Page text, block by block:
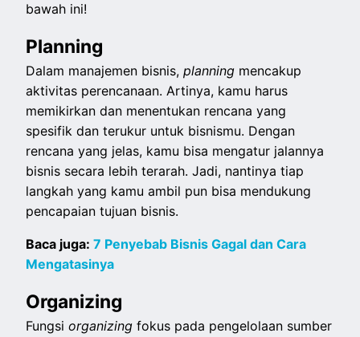
bawah ini!
Planning
Dalam manajemen bisnis,planning mencakup
aktivitas perencanaan. Artinya, kamu harus
memikirkan dan menentukan rencana yang
spesifik dan terukur untuk bisnismu. Dengan
rencana yang jelas, kamu bisa mengatur jalannya
bisnis secara lebih terarah. Jadi, nantinya tiap
langkah yang kamu ambil pun bisa mendukung
pencapaian tujuan bisnis.
Baca juga: 7 Penyebab Bisnis Gagal dan Cara
Mengatasinya
Organizing
Fungsiorganizingfokus pada pengelolaan sumber